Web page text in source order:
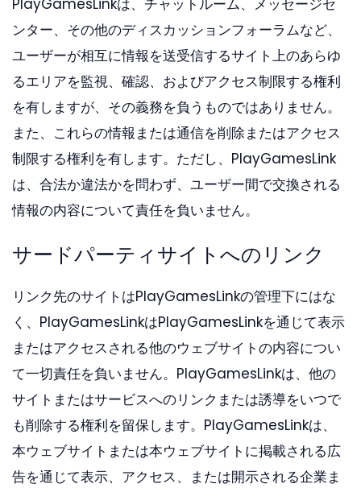
ンター、その他のディスカッションフォーラムなど、
ユーザーが相互に情報を送受信するサイト上のあらゆ
るエリアを監視、確認、およびアクセス制限する権利
を有しますが、その義務を負うものではありません。
また、これらの情報または通信を削除またはアクセス
制限する権利を有します。ただし、PlayGamesLink
は、合法か違法かを問わず、ユーザー間で交換される
情報の内容について責任を負いません。
サードパーティサイトへのリンク
リンク先のサイトはPlayGamesLinkの管理下にはな
く、PlayGamesLinkはPlayGamesLinkを通じて表示
またはアクセスされる他のウェブサイトの内容につい
て一切責任を負いません。PlayGamesLinkは、他の
サイトまたはサービスへのリンクまたは誘導をいつで
も削除する権利を留保します。PlayGamesLinkは、
本ウェブサイトまたは本ウェブサイトに掲載される広
告を通じて表示、アクセス、または開示される企業ま